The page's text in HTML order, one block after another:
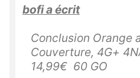
bofi a écrit
Conclusion Orange
Couverture, 4G+
14,99€ 60 GO